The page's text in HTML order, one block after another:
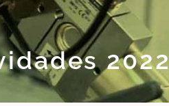
2022